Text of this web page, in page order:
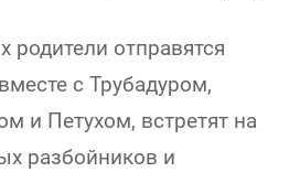
родители отправятся
с Трубадуром,
и Петухом, встретят на
разбойников и